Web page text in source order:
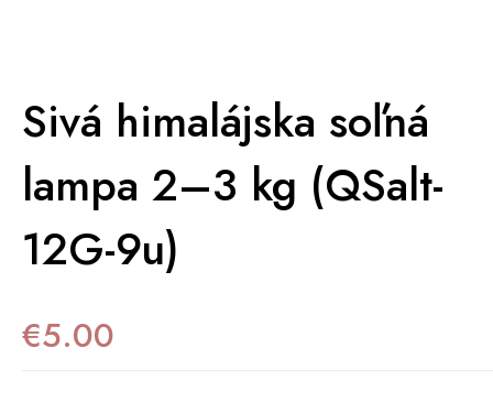
Sivá himalájska soľná
lampa 2–3 kg (QSalt-
12G-9u)
€5.00